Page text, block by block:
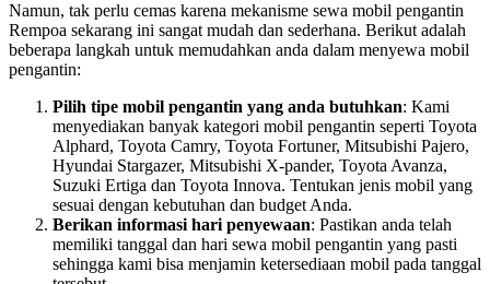
Namun, tak perlu cemas karena mekanisme sewa mobil pengantin
Rempoa sekarang ini sangat mudah dan sederhana. Berikut adalah
beberapa langkah untuk memudahkan anda dalam menyewa mobil
pengantin:
Pilih tipe mobil pengantin yang anda butuhkan: Kami
menyediakan banyak kategori mobil pengantin seperti Toyota
Alphard, Toyota Camry, Toyota Fortuner, Mitsubishi Pajero,
Hyundai Stargazer, Mitsubishi X-pander, Toyota Avanza,
Suzuki Ertiga dan Toyota Innova. Tentukan jenis mobil yang
sesuai dengan kebutuhan dan budget Anda.
Berikan informasi hari penyewaan: Pastikan anda telah
memiliki tanggal dan hari sewa mobil pengantin yang pasti
sehingga kami bisa menjamin ketersediaan mobil pada tanggal